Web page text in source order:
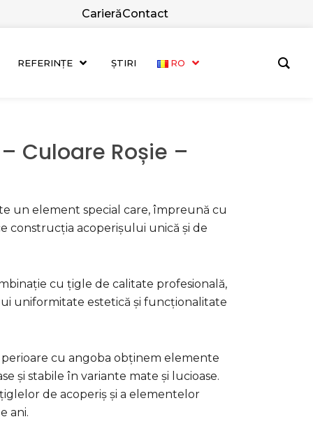
CarierăContact
REFERINȚE ȘTIRI RO
Culoare Roșie –
un element special care, împreună cu
construcția acoperișului unică și de
cu țigle de calitate profesională,
uniformitate estetică și funcționalitate
cu angoba obținem elemente
și stabile în variante mate și lucioase.
de acoperiș și a elementelor
ani.